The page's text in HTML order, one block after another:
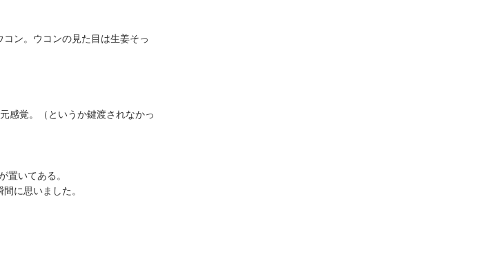
ン。ウコンの見た目は生姜そっ
感覚。（というか鍵渡されなかっ
いてある。
に思いました。